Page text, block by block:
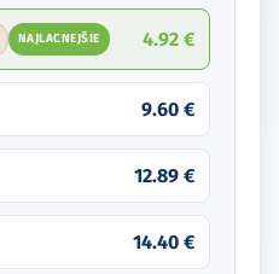
NAJLACNEJŠIE 4.92 €
9.60 €
12.89 €
14.40 €